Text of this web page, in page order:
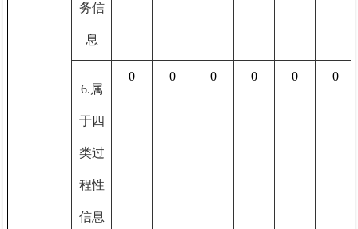
务信
息
6.属
于四
类过
程性
信息
0 0 0 0 0 0